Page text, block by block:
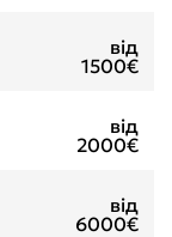
від
1500€
від
2000€
від
6000€